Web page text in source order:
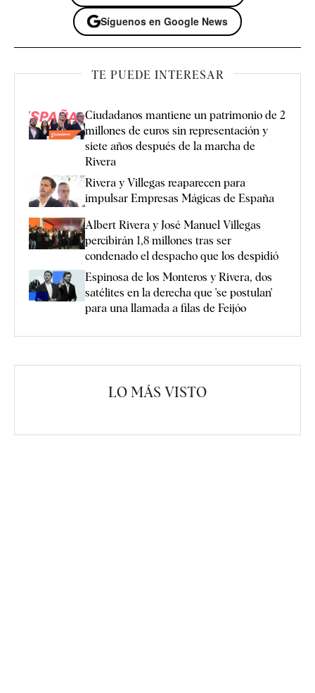
Síguenos en Google News
TE PUEDE INTERESAR
Ciudadanos mantiene un patrimonio de 2
millones de euros sin representación y
siete años después de la marcha de
Rivera
Rivera y Villegas reaparecen para
impulsar Empresas Mágicas de España
Albert Rivera y José Manuel Villegas
percibirán 1,8 millones tras ser
condenado el despacho que los despidió
Espinosa de los Monteros y Rivera, dos
satélites en la derecha que 'se postulan'
para una llamada a filas de Feijóo
LO MÁS VISTO